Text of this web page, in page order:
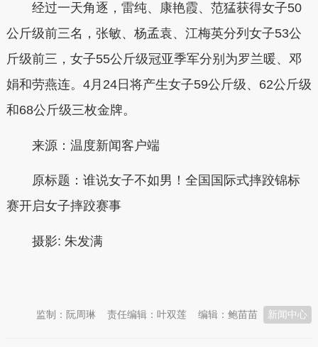
经过一天角逐，雷纯、康艳霞、范猛获得女子50
公斤级前三名，张敏、杨孟袁、江梅英分列女子53公
斤级前三，女子55公斤级冠亚季军分别为罗兰暖、邓
娟和劳燕连。4月24日将产生女子59公斤级、62公斤级
和68公斤级三枚金牌。
来源：温度新闻客户端
原标题：谁说女子不如男！全国国际式摔跤锦标
赛开启女子摔跤赛事
摄影: 朱发满
新闻中心
编辑：鲍苗苗
责任编辑：叶双莲
监制：阮周琳